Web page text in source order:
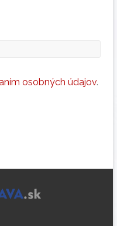
osobných údajov.